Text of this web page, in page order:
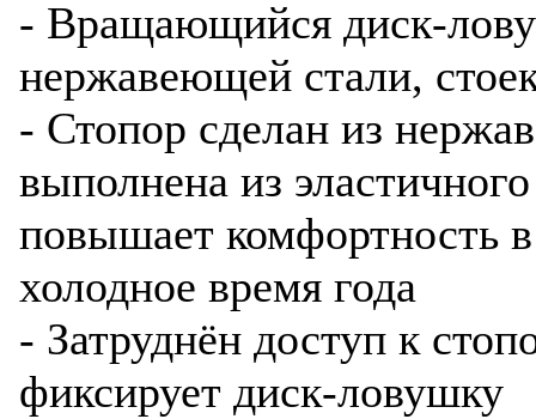
- Вращающийся диск-
нержавеющей стали,
- Стопор сделан из
выполнена из
повышает комфортность
холодное время года
- Затруднён доступ к
фиксирует диск-ловушку